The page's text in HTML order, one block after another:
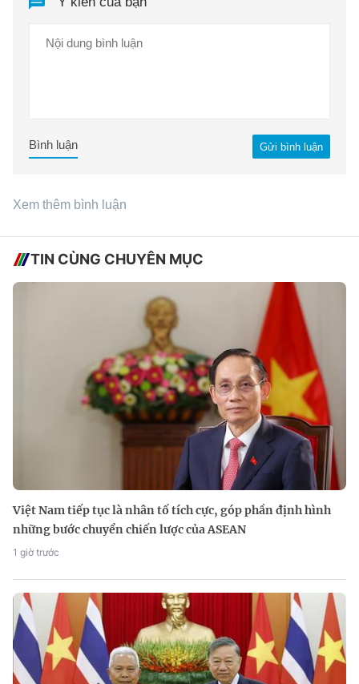
Gửi bình luận
Bình luận
Xem thêm bình luận
TIN CÙNG CHUYÊN MỤC
Việt Nam tiếp tục là nhân tố tích cực, góp phần định hình
những bước chuyển chiến lược của ASEAN
1 giờ trước